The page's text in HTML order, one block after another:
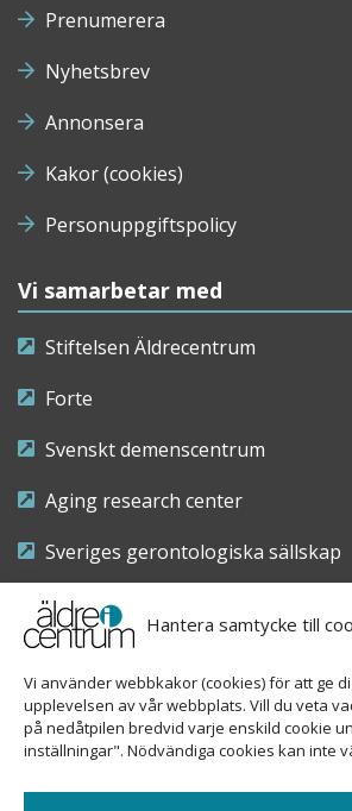
Hantera samtycke till
Vi använder webbkakor (cookies) för att ge
upplevelsen av vår webbplats. Vill du veta
på nedåtpilen bredvid varje enskild cookie
inställningar". Nödvändiga cookies kan inte
Prenumerera
Nyhetsbrev
Annonsera
Kakor (cookies)
Personuppgiftspolicy
Vi samarbetar med
Stiftelsen Äldrecentrum
Forte
Svenskt demenscentrum
Aging research center
Sveriges gerontologiska sällskap
Riksföreningen för sjuksköterskor
demensvård
Nationellt kompetenscentrum